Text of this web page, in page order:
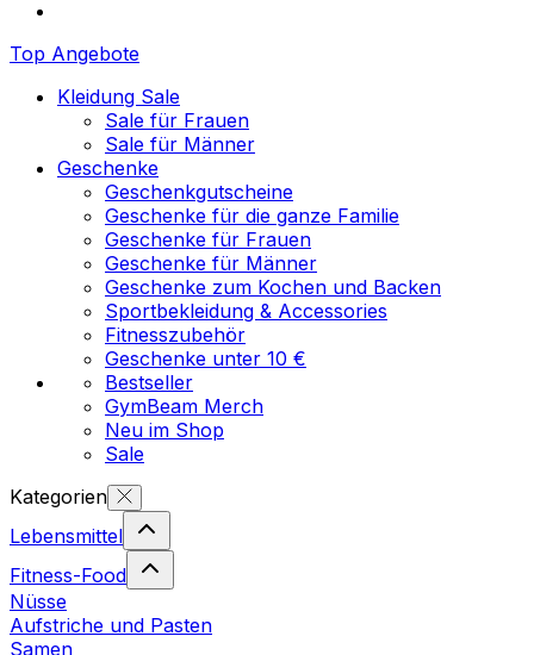
Top Angebote
Kleidung Sale
Sale für Frauen
Sale für Männer
Geschenke
Geschenkgutscheine
Geschenke für die ganze Familie
Geschenke für Frauen
Geschenke für Männer
Geschenke zum Kochen und Backen
Sportbekleidung & Accessories
Fitnesszubehör
Geschenke unter 10 €
Bestseller
GymBeam Merch
Neu im Shop
Sale
Kategorien
Lebensmittel
Fitness-Food
Nüsse
Aufstriche und Pasten
Samen